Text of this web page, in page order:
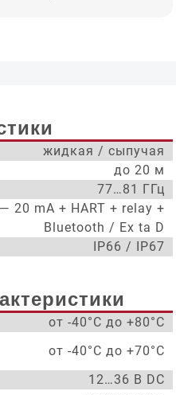
жидкая / сыпучая
до 20 м
77…81 ГГц
20 mA + HART + relay +
Bluetooth / Ex ta D
IP66 / IP67
от -40°С до +80°С
от -40°С до +70°С
12…36 В DC